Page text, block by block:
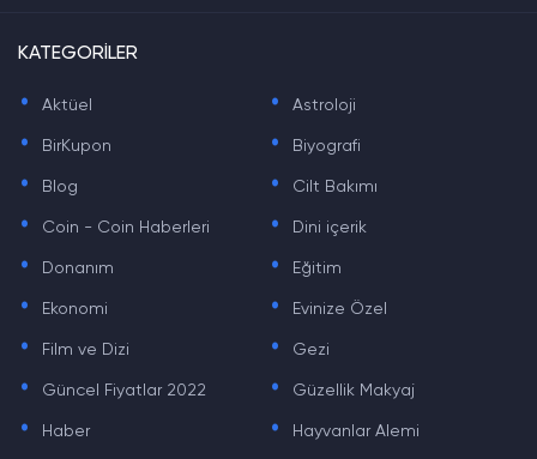
KATEGORİLER
. Aktüel . Astroloji
. BirKupon . Biyografi
. Blog . Cilt Bakımı
. Coin - Coin Haberleri . Dini içerik
. Donanım . Eğitim
. Ekonomi . Evinize Özel
. Film ve Dizi . Gezi
. Güncel Fiyatlar 2022 . Güzellik Makyaj
. Haber . Hayvanlar Alemi